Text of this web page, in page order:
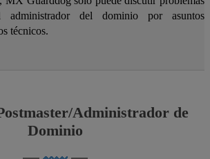
del dominio por asuntos
técnicos.
Administrador de
Dominio